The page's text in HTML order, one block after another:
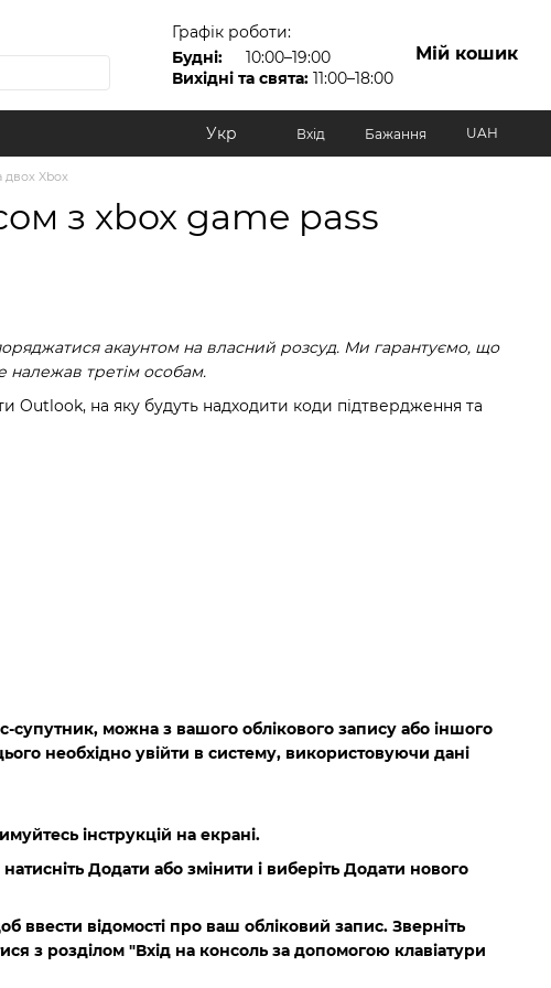
Графік роботи:
Будні:
10:00–19:00
Вихідні та свята:11:00–18:00
Мій кошик
Укр Вхід Бажання UAH
двох Xbox
з xbox game pass
акаунтом на власний розсуд. Ми гарантуємо, що
належав третім особам.
Outlook, на яку будуть надходити коди підтвердження та
супутник, можна з вашого облікового запису або іншого
необхідно увійти в систему, використовуючи дані
інструкцій на екрані.
натисніть Додати або змінити і виберіть Додати нового
відомості про ваш обліковий запис. Зверніть
з розділом "Вхід на консоль за допомогою клавіатури